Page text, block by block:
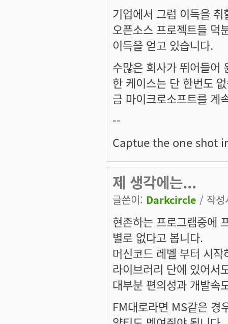
기업에서 그럼 이득을
오픈소스 프로젝트들 덕
이득을 얻고 있습니다.
수많은 회사가 뛰어들어
한 케이스는 단 한번도
금 마이크로소프트를 계
--
Captue the one shot
제 생각에는...
글쓴이: Darkcircle / 작
현존하는 프로그램중에
별로 없다고 봅니다.
머신코드 레벨 부터 시
라이브러리 단에 있어서
대부분 편의성과 개발속
FM대로라면 MS같은 경